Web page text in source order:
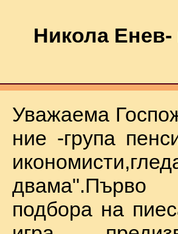
Никола Енев-
Уважаема
ние -група
подбора на